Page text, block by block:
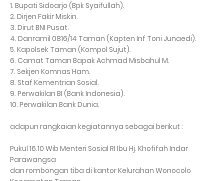
1. Bupati Sidoarjo (Bpk Syaifullah).
2. Dirjen Fakir Miskin.
3. Dirut BNI Pusat.
4. Danramil 0816/14 Taman (Kapten Inf Toni Junaedi).
5. Kapolsek Taman (Kompol Sujut).
6. Camat Taman Bapak Achmad Misbahul M.
7. Sekjen Komnas Ham.
8. Staf Kementrian Sosial.
9. Perwakilan BI (Bank Indonesia).
10. Perwakilan Bank Dunia.
adapun rangkaian kegiatannya sebagai berikut :
Pukul 16.10 Wib Menteri Sosial RI Ibu Hj. Khofifah Indar
Parawangsa
dan rombongan tiba di kantor Kelurahan Wonocolo